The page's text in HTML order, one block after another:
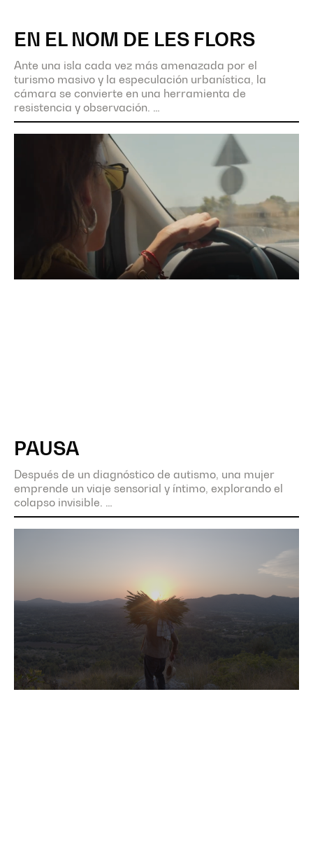
EN EL NOM DE LES FLORS
Ante una isla cada vez más amenazada por el
turismo masivo y la especulación urbanística, la
cámara se convierte en una herramienta de
resistencia y observación.
PAUSA
Después de un diagnóstico de autismo, una mujer
emprende un viaje sensorial y íntimo, explorando el
colapso invisible.